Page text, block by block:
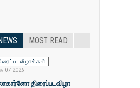
MOST READ
07 2026
திரைப்படவிழா